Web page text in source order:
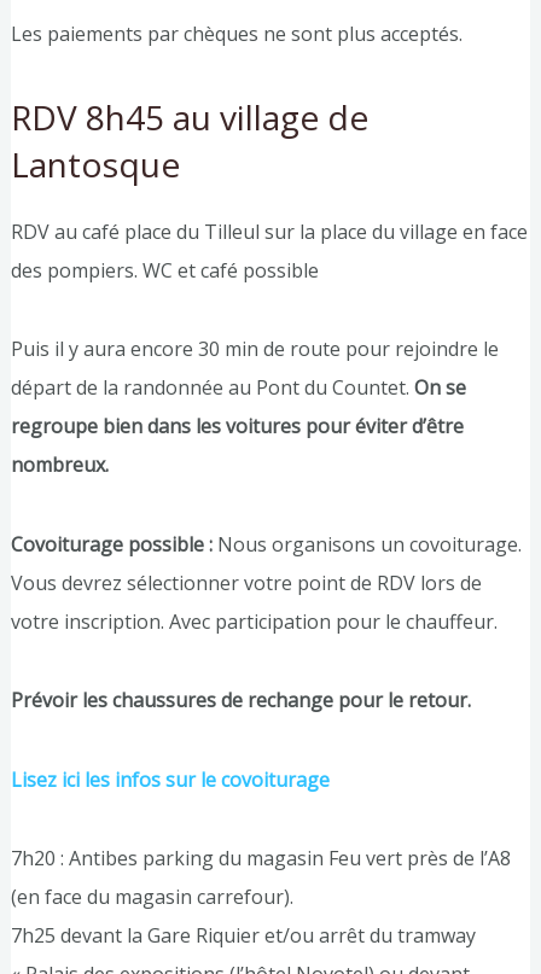
Les paiements par chèques ne sont plus acceptés.
RDV 8h45 au village de
Lantosque
RDV au café place du Tilleul sur la place du village en face
des pompiers. WC et café possible
Puis il y aura encore 30 min de route pour rejoindre le
départ de la randonnée au Pont du Countet. On se
regroupe bien dans les voitures pour éviter d’être
nombreux.
Covoiturage possible : Nous organisons un covoiturage.
Vous devrez sélectionner votre point de RDV lors de
votre inscription. Avec participation pour le chauffeur.
Prévoir les chaussures de rechange pour le retour.
Lisez ici les infos sur le covoiturage
7h20 : Antibes parking du magasin Feu vert près de l’A8
(en face du magasin carrefour).
7h25 devant la Gare Riquier et/ou arrêt du tramway